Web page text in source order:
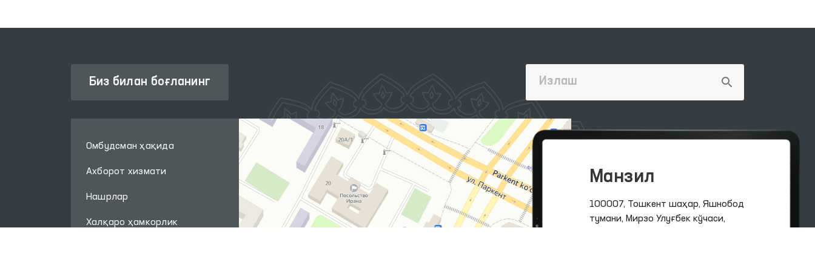
Биз билан боғланинг
Омбудсман ҳақида
Ахборот хизмати
Нашрлар
Халқаро ҳамкорлик
Манзил
100007, Тошкент шаҳар, Яшнобод
тумани, Мирзо Улуғбек кўчаси,